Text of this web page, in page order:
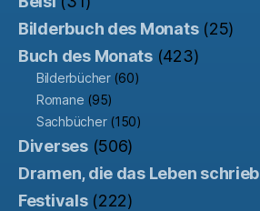
Bilderbuch des Monats(25)
Buch des Monats(423)
Bilderbücher(60)
Romane (95)
Sachbücher(150)
Diverses(506)
Dramen, die das Leben schrieb
Festivals(222)